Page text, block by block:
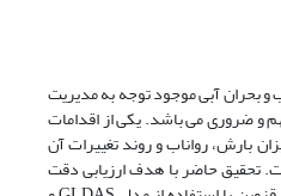
و بحران آبی موجود توجه به مدیریت
و ضروری می باشد. یکی از اقدامات
بارش، رواناب و روند تغییرات آن
تحقیق حاضر با هدف ارزیابی دقت